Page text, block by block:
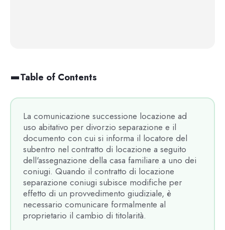
La comunicazione successione locazione ad
uso abitativo per divorzio separazione e il
documento con cui si informa il locatore del
subentro nel contratto di locazione a seguito
dell'assegnazione della casa familiare a uno dei
coniugi. Quando il contratto di locazione
separazione coniugi subisce modifiche per
effetto di un provvedimento giudiziale, è
necessario comunicare formalmente al
proprietario il cambio di titolarità.
Table of Contents